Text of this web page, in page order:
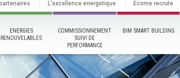
L'excellence energetique Ecome recrute
ENERGIES
RENOUVELABLES
COMMISSIONNEMENT
SUIVI DE
PERFORMANCE
BIM SMART BUILDING